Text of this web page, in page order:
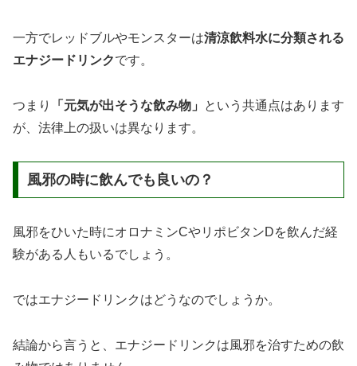
一方でレッドブルやモンスターは清涼飲料水に分類される
エナジードリンクです。
つまり 「元気が出そうな飲み物」
という共通点はあります
が、法律上の扱いは異なります。
風邪の時に飲んでも良いの？
風邪をひいた時にオロナミンCやリポビタンDを飲んだ経
験がある人もいるでしょう。
ではエナジードリンクはどうなのでしょうか。
結論から言うと、エナジードリンクは風邪を治すための飲